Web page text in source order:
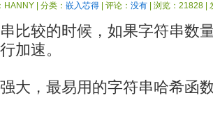
HANNY | 分类： 嵌入芯得 | 评论： 没有 | 浏览：21828 |
比较的时候，如果字符串数
加速。
大，最易用的字符串哈希函